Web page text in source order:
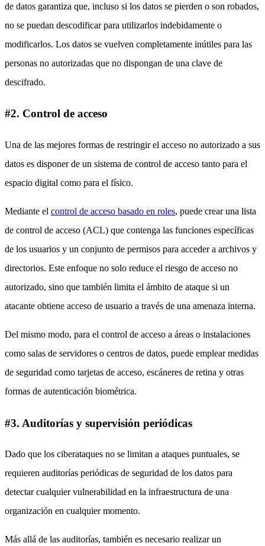
de datos garantiza que, incluso si los datos se pierden o son robados,
no se puedan descodificar para utilizarlos indebidamente o
modificarlos. Los datos se vuelven completamente inútiles para las
personas no autorizadas que no dispongan de una clave de
descifrado.
#2. Control de acceso
Una de las mejores formas de restringir el acceso no autorizado a sus
datos es disponer de un sistema de control de acceso tanto para el
espacio digital como para el físico.
Mediante el control de acceso basado en roles, puede crear una lista
de control de acceso (ACL) que contenga las funciones específicas
de los usuarios y un conjunto de permisos para acceder a archivos y
directorios. Este enfoque no solo reduce el riesgo de acceso no
autorizado, sino que también limita el ámbito de ataque si un
atacante obtiene acceso de usuario a través de una amenaza interna.
Del mismo modo, para el control de acceso a áreas o instalaciones
como salas de servidores o centros de datos, puede emplear medidas
de seguridad como tarjetas de acceso, escáneres de retina y otras
formas de autenticación biométrica.
#3. Auditorías y supervisión periódicas
Dado que los ciberataques no se limitan a ataques puntuales, se
requieren auditorías periódicas de seguridad de los datos para
detectar cualquier vulnerabilidad en la infraestructura de una
organización en cualquier momento.
Más allá de las auditorías, también es necesario realizar un